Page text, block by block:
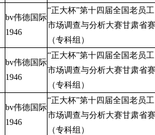
bv伟德国际
1946
“正大杯”第十四届全国老员工
市场调查与分析大赛甘肃省赛
（专科组）
bv伟德国际
1946
“正大杯”第十四届全国老员工
市场调查与分析大赛甘肃省赛
（专科组）
bv伟德国际
1946
“正大杯”第十四届全国老员工
市场调查与分析大赛甘肃省赛
（专科组）